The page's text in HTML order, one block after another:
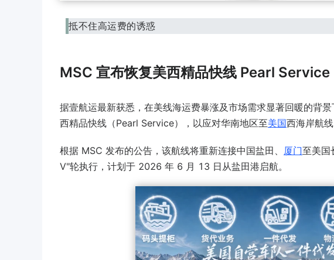
抵不住高运费的诱惑
MSC 宣布恢复美西精品快线 Pearl Service
据壹航运最新获悉，在美线海运费暴涨及市场需求显著回暖的背
西精品快线（Pearl Service），以应对华南地区至美国西海岸航
根据 MSC 发布的公告，该航线将重新连接中国盐田、 厦门至美国
V"轮执行，计划于 2026 年 6 月 13 日从盐田港启航。